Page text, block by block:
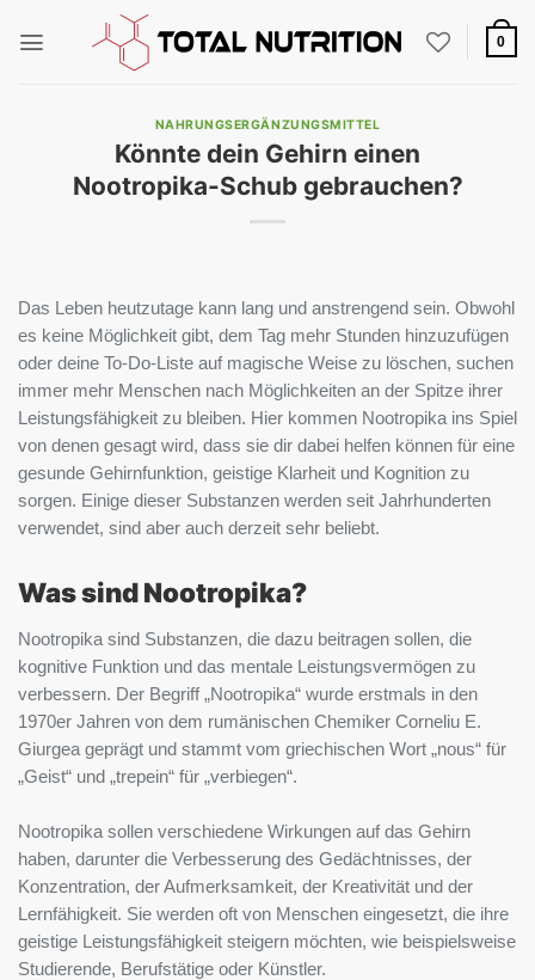
Inhalt
0
NAHRUNGSERGÄNZUNGSMITTEL
Könnte dein Gehirn einen
Nootropika-Schub gebrauchen?
Das Leben heutzutage kann lang und anstrengend sein. Obwohl
es keine Möglichkeit gibt, dem Tag mehr Stunden hinzuzufügen
oder deine To-Do-Liste auf magische Weise zu löschen, suchen
immer mehr Menschen nach Möglichkeiten an der Spitze ihrer
Leistungsfähigkeit zu bleiben. Hier kommen Nootropika ins Spiel
von denen gesagt wird, dass sie dir dabei helfen können für eine
gesunde Gehirnfunktion, geistige Klarheit und Kognition zu
sorgen. Einige dieser Substanzen werden seit Jahrhunderten
verwendet, sind aber auch derzeit sehr beliebt.
Was sind Nootropika?
Nootropika sind Substanzen, die dazu beitragen sollen, die
kognitive Funktion und das mentale Leistungsvermögen zu
verbessern. Der Begriff „Nootropika“ wurde erstmals in den
1970er Jahren von dem rumänischen Chemiker Corneliu E.
Giurgea geprägt und stammt vom griechischen Wort „nous“ für
„Geist“ und „trepein“ für „verbiegen“.
Nootropika sollen verschiedene Wirkungen auf das Gehirn
haben, darunter die Verbesserung des Gedächtnisses, der
Konzentration, der Aufmerksamkeit, der Kreativität und der
Lernfähigkeit. Sie werden oft von Menschen eingesetzt, die ihre
geistige Leistungsfähigkeit steigern möchten, wie beispielsweise
Studierende, Berufstätige oder Künstler.